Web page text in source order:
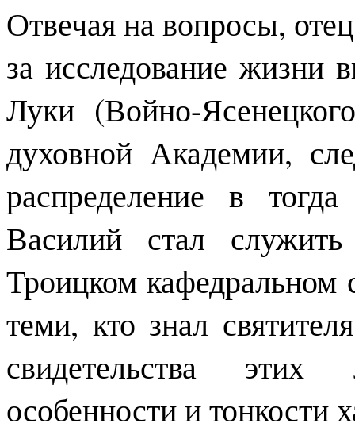
Отвечая на вопросы,
за исследование жизни
Луки (Войно-
духовной Академии,
распределение в
Василий стал
Троицком кафедральном
теми, кто знал
свидетельства
особенности и тонкости